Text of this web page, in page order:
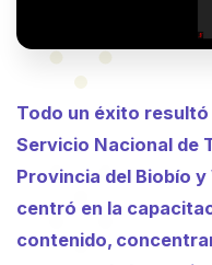
Todo un éxito
Servicio Nacional de
Provincia del Biobío y
centró en la
contenido,